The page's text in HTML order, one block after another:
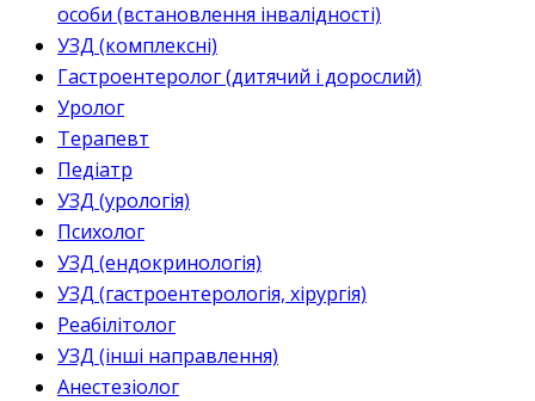
особи (встановлення інвалідності)
УЗД (комплексні)
Гастроентеролог (дитячий і дорослий)
Уролог
Терапевт
Педіатр
УЗД (урологія)
Психолог
УЗД (ендокринологія)
УЗД (гастроентерологія, хірургія)
Реабілітолог
УЗД (інші направлення)
Анестезіолог